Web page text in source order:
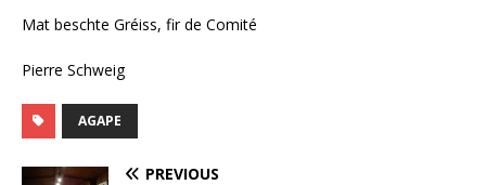
Mat beschte Gréiss, fir de Comité
Pierre Schweig
AGAPE
PREVIOUS